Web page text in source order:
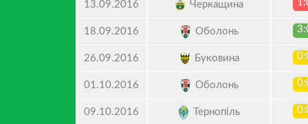
13.09.2016 Черкащина
18.09.2016 Оболонь
26.09.2016 Буковина
01.10.2016 Оболонь
09.10.2016 Тернопіль